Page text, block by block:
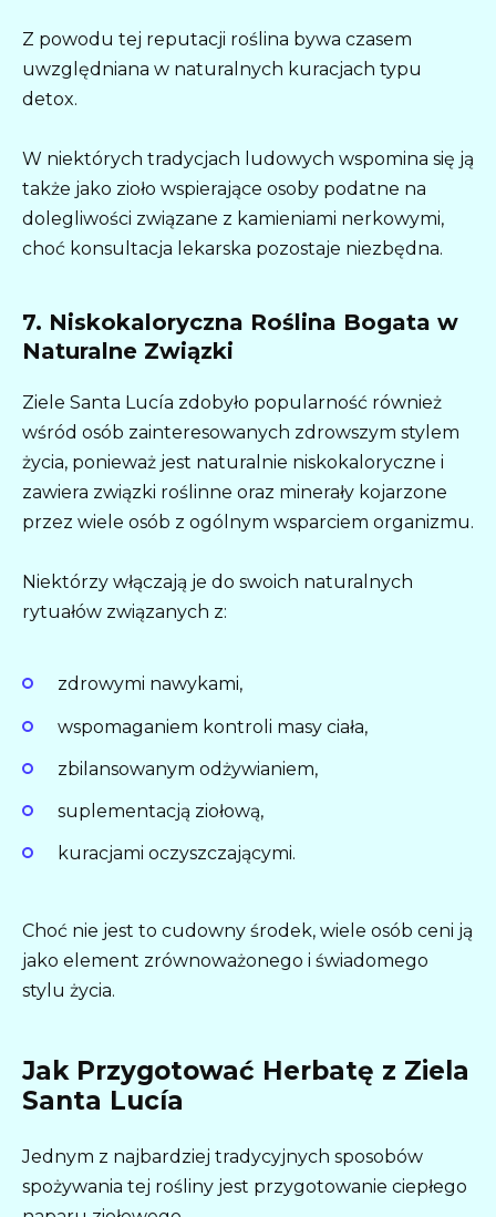
Z powodu tej reputacji roślina bywa czasem
uwzględniana w naturalnych kuracjach typu
detox.
W niektórych tradycjach ludowych wspomina się ją
także jako zioło wspierające osoby podatne na
dolegliwości związane z kamieniami nerkowymi,
choć konsultacja lekarska pozostaje niezbędna.
7. Niskokaloryczna Roślina Bogata w
Naturalne Związki
Ziele Santa Lucía zdobyło popularność również
wśród osób zainteresowanych zdrowszym stylem
życia, ponieważ jest naturalnie niskokaloryczne i
zawiera związki roślinne oraz minerały kojarzone
przez wiele osób z ogólnym wsparciem organizmu.
Niektórzy włączają je do swoich naturalnych
rytuałów związanych z:
zdrowymi nawykami,
wspomaganiem kontroli masy ciała,
zbilansowanym odżywianiem,
suplementacją ziołową,
kuracjami oczyszczającymi.
Choć nie jest to cudowny środek, wiele osób ceni ją
jako element zrównoważonego i świadomego
stylu życia.
Jak Przygotować Herbatę z Ziela
Santa Lucía
Jednym z najbardziej tradycyjnych sposobów
spożywania tej rośliny jest przygotowanie ciepłego